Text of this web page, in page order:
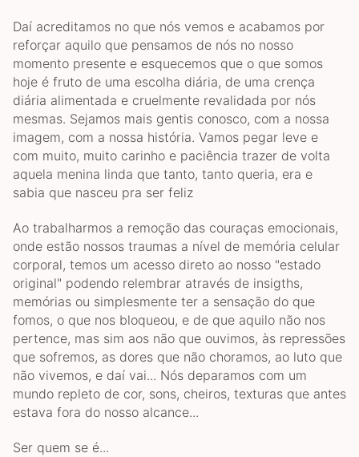
Daí acreditamos no que nós vemos e acabamos por
reforçar aquilo que pensamos de nós no nosso
momento presente e esquecemos que o que somos
hoje é fruto de uma escolha diária, de uma crença
diária alimentada e cruelmente revalidada por nós
mesmas. Sejamos mais gentis conosco, com a nossa
imagem, com a nossa história. Vamos pegar leve e
com muito, muito carinho e paciência trazer de volta
aquela menina linda que tanto, tanto queria, era e
sabia que nasceu pra ser feliz
Ao trabalharmos a remoção das couraças emocionais,
onde estão nossos traumas a nível de memória celular
corporal, temos um acesso direto ao nosso "estado
original" podendo relembrar através de insigths,
memórias ou simplesmente ter a sensação do que
fomos, o que nos bloqueou, e de que aquilo não nos
pertence, mas sim aos não que ouvimos, às repressões
que sofremos, as dores que não choramos, ao luto que
não vivemos, e daí vai... Nós deparamos com um
mundo repleto de cor, sons, cheiros, texturas que antes
estava fora do nosso alcance...
Ser quem se é...